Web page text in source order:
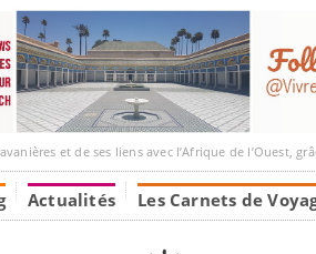
avec l’Afrique de l’Ouest, grâce à l’espace
Actualités Les Carnets de